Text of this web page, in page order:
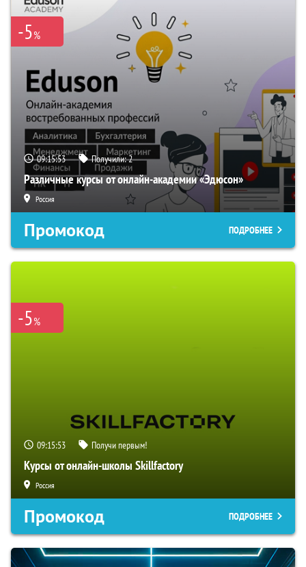
-5%
09:15:52 Получили:2
Различные курсы от онлайн-академии «Эдюсон»
Россия
Промокод ПОДРОБНЕЕ
-5%
09:15:52 Получи первым!
Курсы от онлайн-школы Skillfactory
Россия
Промокод ПОДРОБНЕЕ